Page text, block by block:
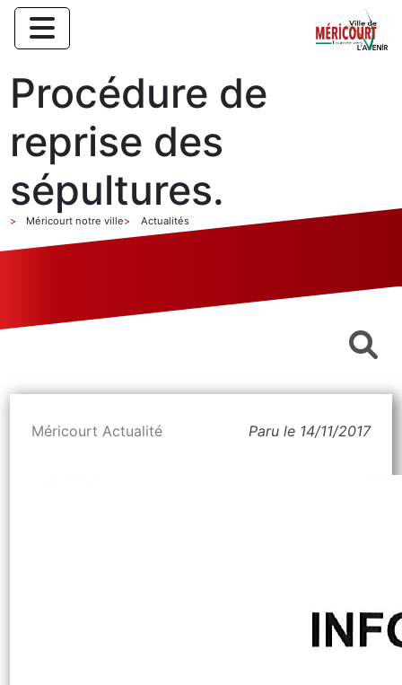
Procédure de
reprise des
sépultures.
Méricourt notre ville Actualités
Méricourt Actualité Paru le 14/11/2017